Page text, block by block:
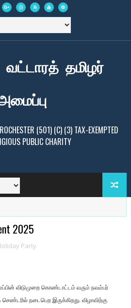
தமிழர்
(501) (C) (3) TAX-EXEMPTED
PUBLIC CHARITY
2025
Party
விடுமுறை கொண்டாட்டம் வரும் நவம்பர்
நடைபெற இருக்கிறது. விழாவிற்கு